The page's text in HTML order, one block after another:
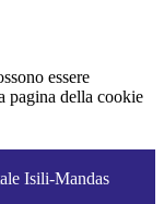
essere
pagina della cookie
Isili-Mandas